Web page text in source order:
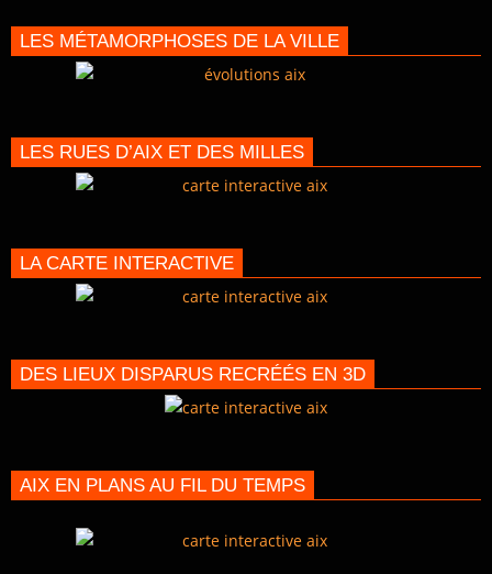
LES MÉTAMORPHOSES DE LA VILLE
LES RUES D’AIX ET DES MILLES
LA CARTE INTERACTIVE
DES LIEUX DISPARUS RECRÉÉS EN 3D
AIX EN PLANS AU FIL DU TEMPS